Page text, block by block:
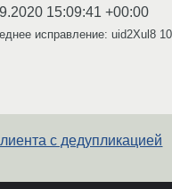
15:09:41 +00:00
исправление: uid2Xul8
с дедупликацией